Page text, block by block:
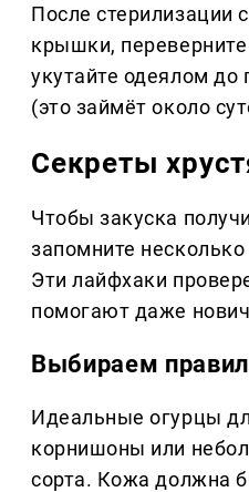
После стерилизации
крышки,
укутайте одеялом до
(это займёт около
Секреты
Чтобы закуска
запомните
Эти лайфхаки
помогают даже
Выбираем
Идеальные огурцы
корнишоны или
сорта. Кожа должна